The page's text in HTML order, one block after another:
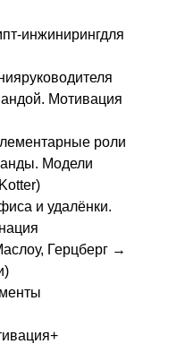
инжинирингдля
Мотивация
роли
Модели
и удалёнки.
Герцберг →